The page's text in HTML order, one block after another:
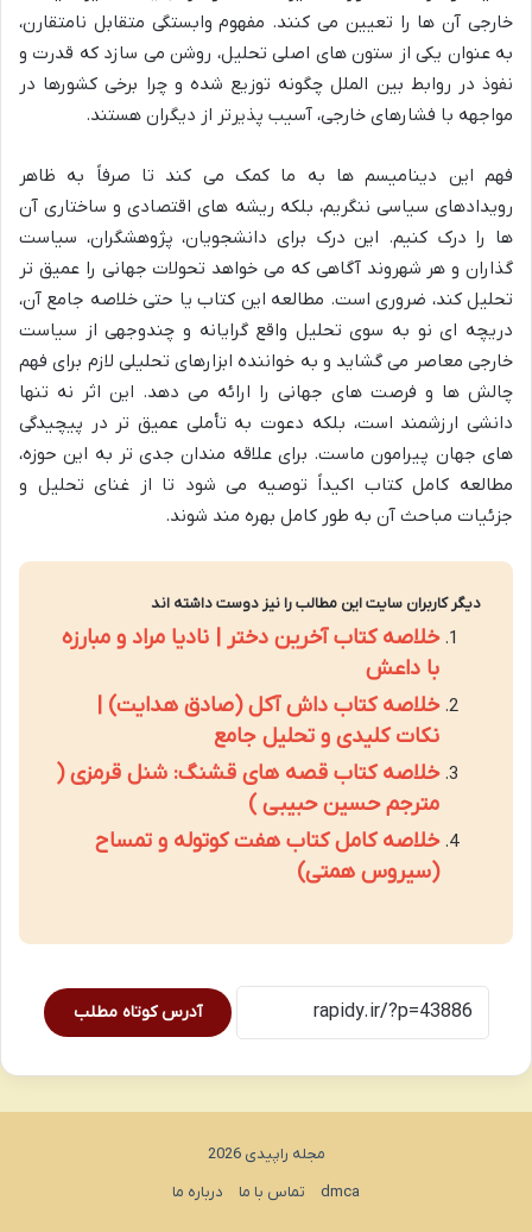
خارجی آن ها را تعیین می کنند. مفهوم وابستگی متقابل نامتقارن،
به عنوان یکی از ستون های اصلی تحلیل، روشن می سازد که قدرت و
نفوذ در روابط بین الملل چگونه توزیع شده و چرا برخی کشورها در
مواجهه با فشارهای خارجی، آسیب پذیرتر از دیگران هستند.
فهم این دینامیسم ها به ما کمک می کند تا صرفاً به ظاهر
رویدادهای سیاسی ننگریم، بلکه ریشه های اقتصادی و ساختاری آن
ها را درک کنیم. این درک برای دانشجویان، پژوهشگران، سیاست
گذاران و هر شهروند آگاهی که می خواهد تحولات جهانی را عمیق تر
تحلیل کند، ضروری است. مطالعه این کتاب یا حتی خلاصه جامع آن،
دریچه ای نو به سوی تحلیل واقع گرایانه و چندوجهی از سیاست
خارجی معاصر می گشاید و به خواننده ابزارهای تحلیلی لازم برای فهم
چالش ها و فرصت های جهانی را ارائه می دهد. این اثر نه تنها
دانشی ارزشمند است، بلکه دعوت به تأملی عمیق تر در پیچیدگی
های جهان پیرامون ماست. برای علاقه مندان جدی تر به این حوزه،
مطالعه کامل کتاب اکیداً توصیه می شود تا از غنای تحلیل و
جزئیات مباحث آن به طور کامل بهره مند شوند.
دیگر کاربران سایت این مطالب را نیز دوست داشته اند
خلاصه کتاب آخرین دختر | نادیا مراد و مبارزه
با داعش
خلاصه کتاب داش آکل (صادق هدایت) |
نکات کلیدی و تحلیل جامع
خلاصه کتاب قصه های قشنگ: شنل قرمزی (
مترجم حسین حبیبی )
خلاصه کامل کتاب هفت کوتوله و تمساح
(سیروس همتی)
آدرس کوتاه مطلب
مجله راپیدی 2026
dmca
تماس با ما درباره ما